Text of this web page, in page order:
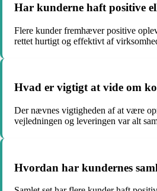
Har kunderne haft positive
Flere kunder fremhæver positive
rettet hurtigt og effektivt af
Hvad er vigtigt at vide om
Der nævnes vigtigheden af at være
vejledningen og leveringen var alt
Hvordan har kundernes